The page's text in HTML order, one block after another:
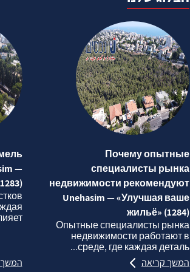
Почему опытные
специалисты рынка
недвижимости рекомендуют
Unehasim — «Улучшая ваше
жильё» (1284)
Опытные специалисты рынка
недвижимости работают в
среде, где каждая деталь...
המשך קריאה
—